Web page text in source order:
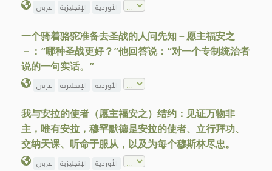
عربي الإنجليزية الأوردية
一个骑着骆驼准备去圣战的人问先知－愿主福安之
－：“哪种圣战更好？”他回答说：“对一个专制统治者
说的一句实话。”
عربي الإنجليزية الأوردية
我与安拉的使者（愿主福安之）结约：见证万物非
主，唯有安拉，穆罕默德是安拉的使者、立行拜功、
交纳天课、听命于服从，以及为每个穆斯林尽忠。
عربي الإنجليزية الأوردية